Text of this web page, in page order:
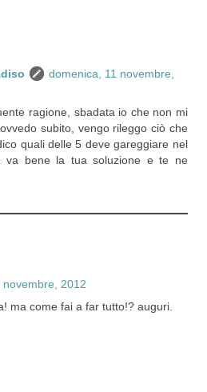
domenica, 11 novembre,
ragione, sbadata io che non mi
subito, vengo rileggo ciò che
quali delle 5 deve gareggiare nel
va bene la tua soluzione e te ne
2012
ma come fai a far tutto!? auguri.